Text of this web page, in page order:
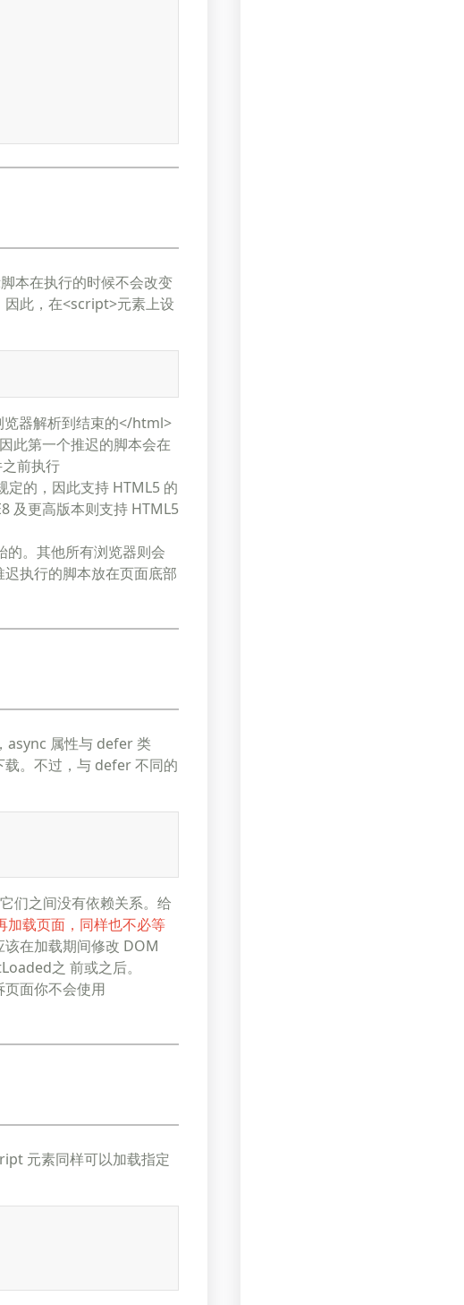
本在执行的时候不会改变
因此，在<script>元素上设
览器解析到结束的</html>
此第一个推迟的脚本会在
前执行
定的，因此支持 HTML5 的
及更高版本则支持 HTML5
。其他所有浏览器则会
执行的脚本放在页面底部
async 属性与 defer 类
。不过，与 defer 不同的
们之间没有依赖关系。给
加载页面，同样也不必等
在加载期间修改 DOM
之 前或之后。
面你不会使用
元素同样可以加载指定